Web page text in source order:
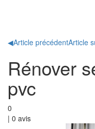
◀Article précédentArticle
Rénover
pvc
0
| 0 avis